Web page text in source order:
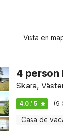
Vista en
4 person
Skara,
4.0 / 5 (9
Casa de